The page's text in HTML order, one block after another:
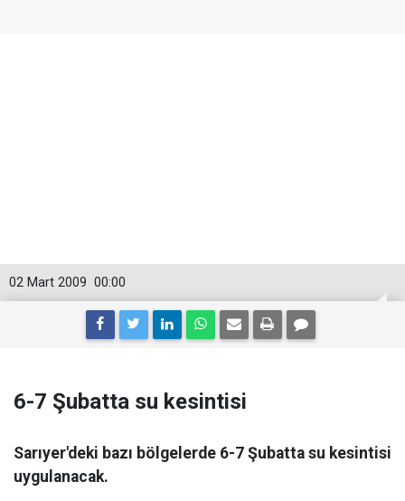
00:00
02 Mart 2009
6-7 Şubatta su kesintisi
Sarıyer'deki bazı bölgelerde 6-7 Şubatta su kesintisi
uygulanacak.